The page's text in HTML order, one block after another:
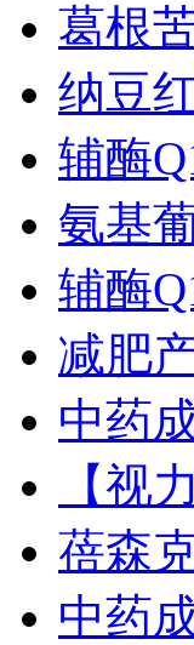
葛根
纳豆
辅酶
氨基
辅酶
减肥
中药
【视
蓓森
中药